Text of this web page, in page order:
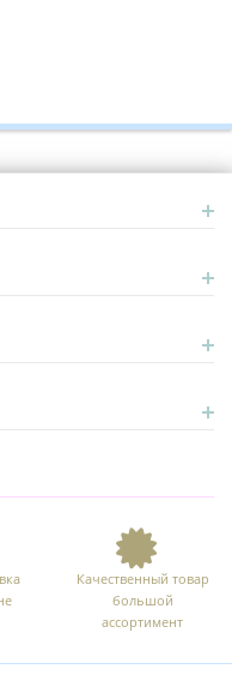
Качественный товар
большой
ассортимент